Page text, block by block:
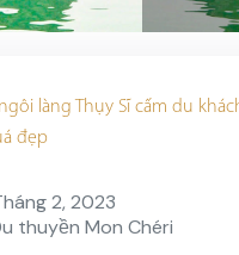
2, 2023
thuyền Mon Chéri